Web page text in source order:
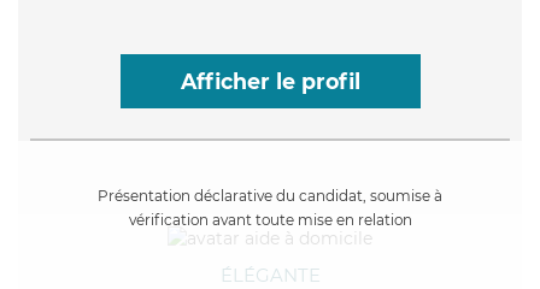
Afficher le profil
Présentation déclarative du candidat, soumise à
vérification avant toute mise en relation
ÉLÉGANTE